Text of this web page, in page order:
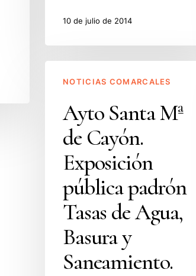
10 de julio de 2014
Santa
Cayón.
pública
padrón
Tasas
Agua,
NOTICIAS COMARCALES
Ayto Santa Mª
de Cayón.
Exposición
pública padrón
Tasas de Agua,
Basura y
Saneamiento.